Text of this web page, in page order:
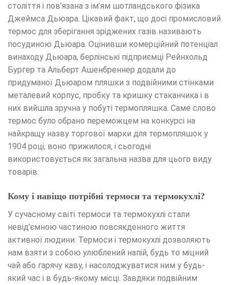
століття і пов’язана з ім’ям шотландського фізика
Джеймса Дьюара. Цікавий факт, що досі промисловий
термос для зберігання зріджених газів називають
посудиною Дьюара. Оцінивши комерційний потенціал
винаходу Дьюара, берлінські підприємці Рейнхольд
Бургер та Альберт Ашенбреннер додали до
придуманої Дьюаром пляшки з подвійними стінками
металевий корпус, пробку та кришку стаканчика і в
них вийшла зручна у побуті термопляшка. Саме слово
термос було обрано переможцем на конкурсі на
найкращу назву торгової марки для термопляшок у
1904 році, воно прижилося, і сьогодні
використовується як загальна назва для цього виду
товарів.
Кому і навіщо потрібні термоси та термокухлі?
У сучасному світі термоси та термокухлі стали
невід’ємною частиною повсякденного життя
активної людини. Термоси і термокухлі дозволяють
нам взяти з собою улюблений напій, будь то міцний
чай або гарячу каву, і насолоджуватися ним у будь-
який час і в будь-якому місці. Завдяки подвійним